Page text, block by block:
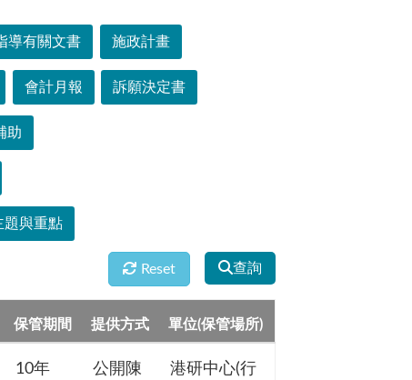
導有關文書 施政計畫
會計月報 訴願決定書
助
題與重點
查詢
Reset
保管期間 提供方式 單位(保管場所)
10年
公開陳
港研中心(行